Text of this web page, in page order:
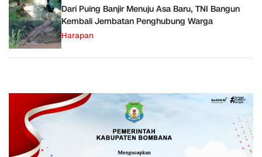
Dari Puing Banjir Menuju Asa Baru, TNI Bangun
Kembali Jembatan Penghubung Warga
Harapan